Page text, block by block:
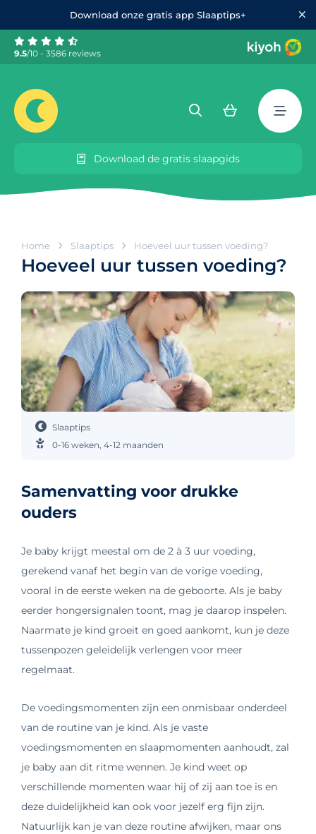
Download onze gratis app Slaaptips+
9.5/10 - 3586 reviews
Download de gratis slaapgids
Home Slaaptips Hoeveel uur tussen voeding?
Hoeveel uur tussen voeding?
Slaaptips
0-16 weken 4-12 maanden
Samenvatting voor drukke
ouders
Je baby krijgt meestal om de 2 à 3 uur voeding,
gerekend vanaf het begin van de vorige voeding,
vooral in de eerste weken na de geboorte. Als je baby
eerder hongersignalen toont, mag je daarop inspelen.
Naarmate je kind groeit en goed aankomt, kun je deze
tussenpozen geleidelijk verlengen voor meer
regelmaat.
De voedingsmomenten zijn een onmisbaar onderdeel
van de routine van je kind. Als je vaste
voedingsmomenten en slaapmomenten aanhoudt, zal
je baby aan dit ritme wennen. Je kind weet op
verschillende momenten waar hij of zij aan toe is en
deze duidelijkheid kan ook voor jezelf erg fijn zijn.
Natuurlijk kan je van deze routine afwijken, maar ons